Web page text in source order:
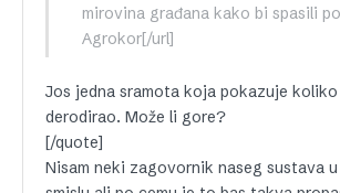
mirovina građana kako bi spasili
Agrokor[/url]
Jos jedna sramota koja pokazuje
derodirao. Može li gore?
[/quote]
Nisam neki zagovornik naseg sustava